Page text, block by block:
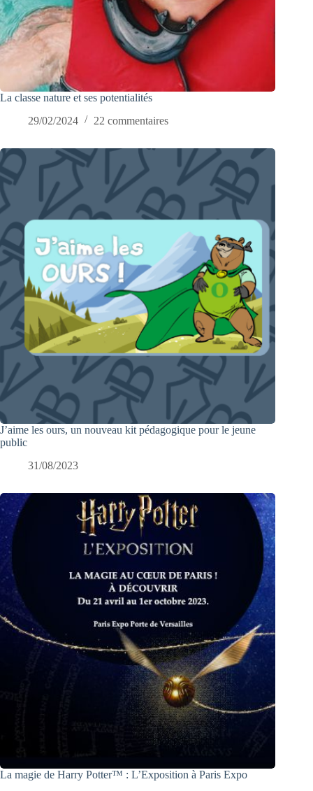
La classe nature et ses potentialités
29/02/2024
22 commentaires
J’aime les ours, un nouveau kit pédagogique pour le jeune
public
31/08/2023
La magie de Harry Potter™ : L’Exposition à Paris Expo